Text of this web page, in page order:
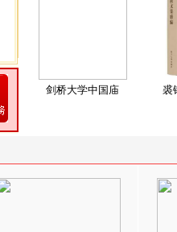
剑桥大学中国庙 裘